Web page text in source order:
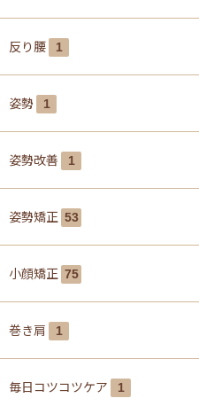
反り腰 1
姿勢 1
姿勢改善 1
姿勢矯正 53
小顔矯正 75
巻き肩 1
毎日コツコツケア 1